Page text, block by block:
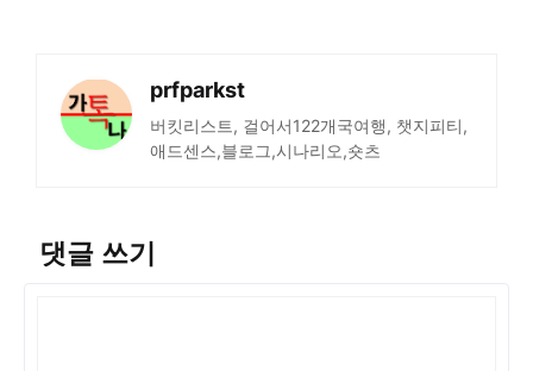
prfparkst
버킷리스트, 걸어서122개국여행, 챗지피티,
애드센스,블로그,시나리오,숏츠
댓글 쓰기